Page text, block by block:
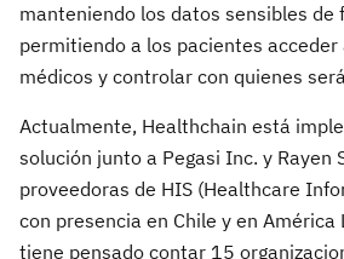
manteniendo los datos sensibles de
permitiendo a los pacientes acceder
médicos y controlar con quienes
Actualmente, Healthchain está
solución junto a Pegasi Inc. y Rayen
proveedoras de HIS (Healthcare
con presencia en Chile y en América
tiene pensado contar 15